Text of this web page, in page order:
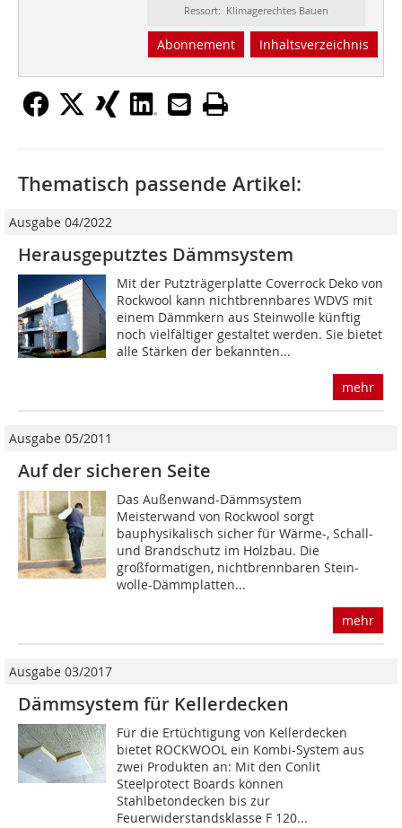
Ressort: Klimagerechtes Bauen
Abonnement Inhaltsverzeichnis
Thematisch passende Artikel:
Ausgabe 04/2022
Herausgeputztes Dämmsystem
Mit der Putzträgerplatte Coverrock Deko von
Rockwool kann nichtbrennbares WDVS mit
einem Dämmkern aus Steinwolle künftig
noch vielfältiger gestaltet werden. Sie bietet
alle Stärken der bekannten...
mehr
Ausgabe 05/2011
Auf der sicheren Seite
Das Außenwand-Dämmsystem
Meisterwand von Rockwool sorgt
bauphysikalisch sicher für Wärme-, Schall-
und Brandschutz im Holzbau. Die
großformatigen, nichtbrennbaren Stein­
wolle-Dämmplatten...
mehr
Ausgabe 03/2017
Dämmsystem für Kellerdecken
Für die Ertüchtigung von Kellerdecken
bietet ROCKWOOL ein Kombi-System aus
zwei Produkten an: Mit den Conlit
Steelprotect Boards können
Stahlbetondecken bis zur
Feuerwiderstandsklasse F 120...